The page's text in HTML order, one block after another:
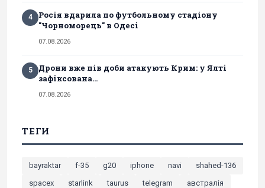
4
Росія вдарила по футбольному стадіону
"Чорноморець" в Одесі
07.08.2026
5
Дрони вже пів доби атакують Крим: у Ялті
зафіксована...
07.08.2026
ТЕГИ
bayraktar f-35 g20 iphone navi
shahed-136
spacex
starlink taurus telegram
австралія